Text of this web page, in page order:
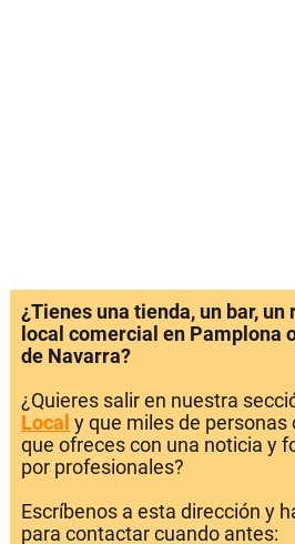
¿Tienes una tienda, un bar,
local comercial en Pamplona
de Navarra?
¿Quieres salir en nuestra
Local y que miles de personas
que ofreces con una noticia y
por profesionales?
Escríbenos a esta dirección y
para contactar cuando antes: